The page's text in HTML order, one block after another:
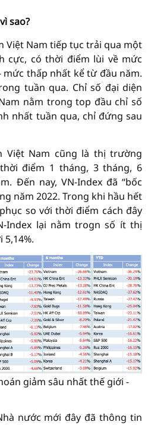
sao?
Việt Nam tiếp tục trải qua một
cực, có thời điểm lùi về mức
mức thấp nhất kể từ đầu năm.
tuần qua. Chỉ số đại diện
nằm trong top đầu chỉ số
nhất tuần qua, chỉ đứng sau
Việt Nam cũng là thị trường
điểm 1 tháng, 3 tháng, 6
Đến nay, VN-Index đã “bốc
năm 2022. Trong khi hầu hết
so với thời điểm cách đây
Index lại nằm trogn số ít thị
giảm sâu nhất thế giới -
nước mới đây đã thông tin